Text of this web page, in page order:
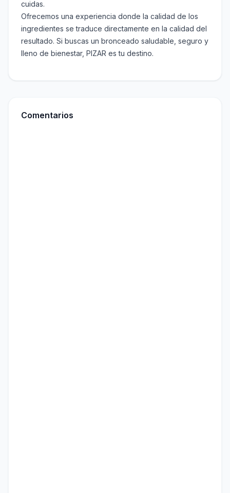
cuidas.
Ofrecemos una experiencia donde la calidad de los
ingredientes se traduce directamente en la calidad del
resultado. Si buscas un bronceado saludable, seguro y
lleno de bienestar, PIZAR es tu destino.
Comentarios